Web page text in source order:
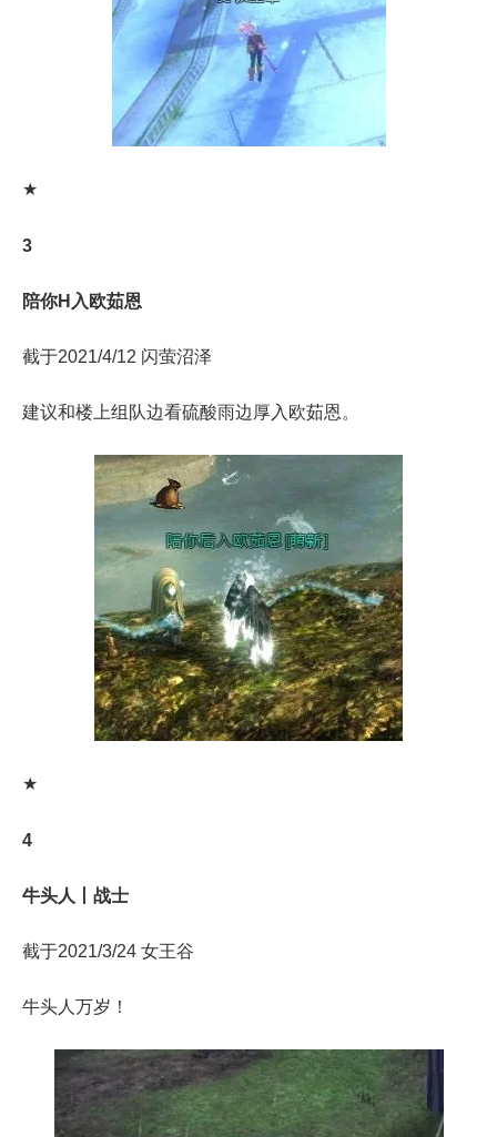
★
3
陪你H入欧茹恩
截于2021/4/12 闪萤沼泽
建议和楼上组队边看硫酸雨边厚入欧茹恩。
★
4
牛头人丨战士
截于2021/3/24 女王谷
牛头人万岁！